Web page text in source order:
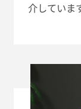
介していま